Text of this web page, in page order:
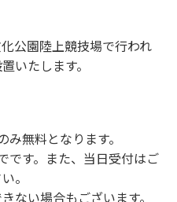
公園陸上競技場で行われ
いたします。
無料となります。
です。また、当日受付はご
。
ない場合もございます。